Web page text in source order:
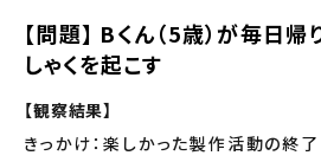
【問題】 Bくん（5歳）が毎日
しゃくを起こす
【観察結果】
きっかけ：楽しかった製作活動の終了